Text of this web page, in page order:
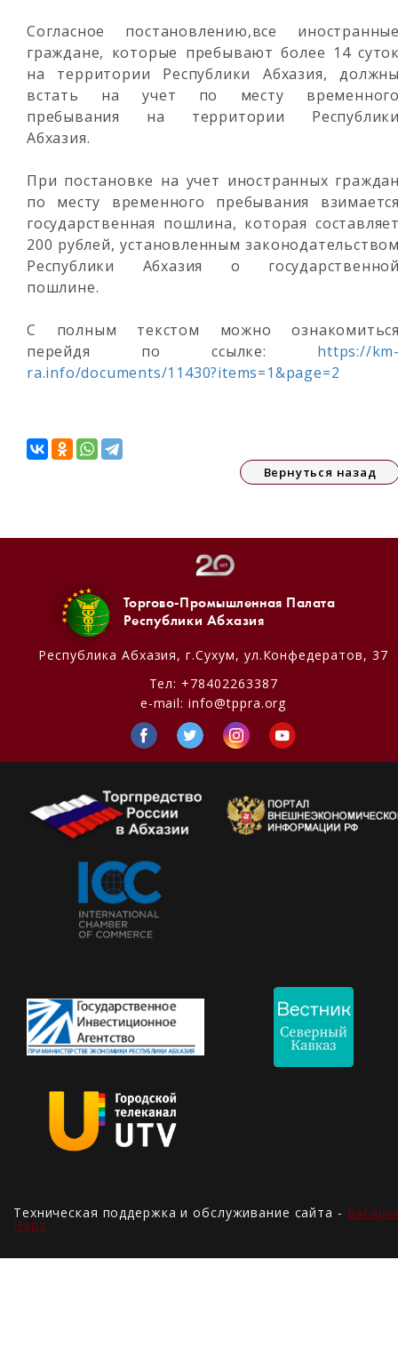
Согласное постановлению,все
граждане, которые пребывают более 14
на территории Республики Абхазия,
встать на учет по месту
пребывания на территории
Абхазия.
При постановке на учет иностранных
по месту временного пребывания
государственная пошлина, которая
200 рублей, установленным
Республики Абхазия о
пошлине.
С полным текстом можно
перейдя по ссылке: https://
ra.info/documents/11430?items=1&page=2
Вернуться назад
Торгово-Промышленная Палата
Республики Абхазия
Республика Абхазия, г.Сухум, ул.Конфедератов, 37
Тел: +78402263387
e-mail:info@tppra.org
Техническая поддержка и обслуживание сайта -
Нарт